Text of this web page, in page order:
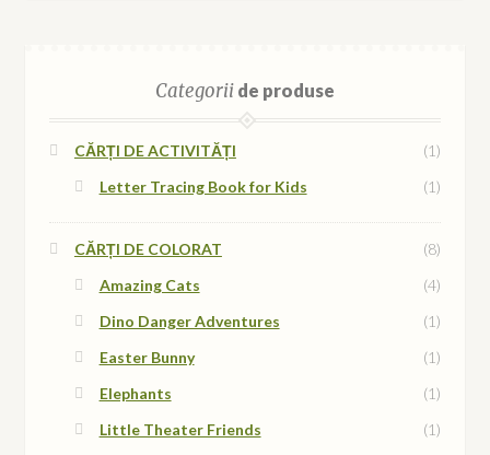
Categoriide produse
CĂRȚI DE ACTIVITĂȚI
(1)
Letter Tracing Book for Kids
(1)
CĂRȚI DE COLORAT
(8)
Amazing Cats
(4)
Dino Danger Adventures
(1)
Easter Bunny
(1)
Elephants
(1)
Little Theater Friends
(1)